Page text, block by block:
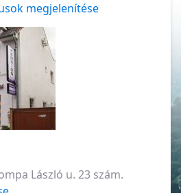
megjelenítése
László u. 23 szám.